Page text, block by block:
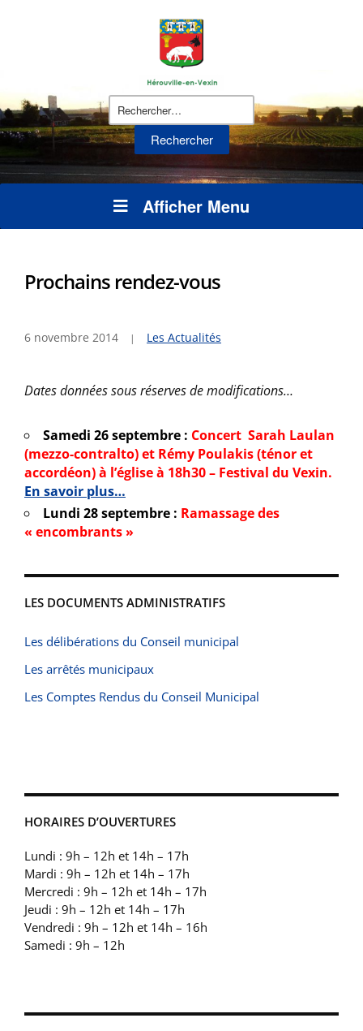
Rechercher :
Afficher Menu
Prochains rendez-vous
6 novembre 2014 Les Actualités
Dates données sous réserves de modifications…
Samedi 26 septembre : Concert Sarah Laulan
(mezzo-contralto) et Rémy Poulakis (ténor et
accordéon) à l’église à 18h30 – Festival du Vexin.
En savoir plus…
Lundi 28 septembre : Ramassage des
« encombrants »
LES DOCUMENTS ADMINISTRATIFS
Les délibérations du Conseil municipal
Les arrêtés municipaux
Les Comptes Rendus du Conseil Municipal
HORAIRES D’OUVERTURES
Lundi : 9h – 12h et 14h – 17h
Mardi : 9h – 12h et 14h – 17h
Mercredi : 9h – 12h et 14h – 17h
Jeudi : 9h – 12h et 14h – 17h
Vendredi : 9h – 12h et 14h – 16h
Samedi : 9h – 12h